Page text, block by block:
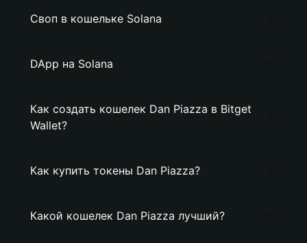
Своп в кошельке Solana
DApp на Solana
Как создать кошелек Dan Piazza в Bitget
Wallet?
Как купить токены Dan Piazza?
Какой кошелек Dan Piazza лучший?